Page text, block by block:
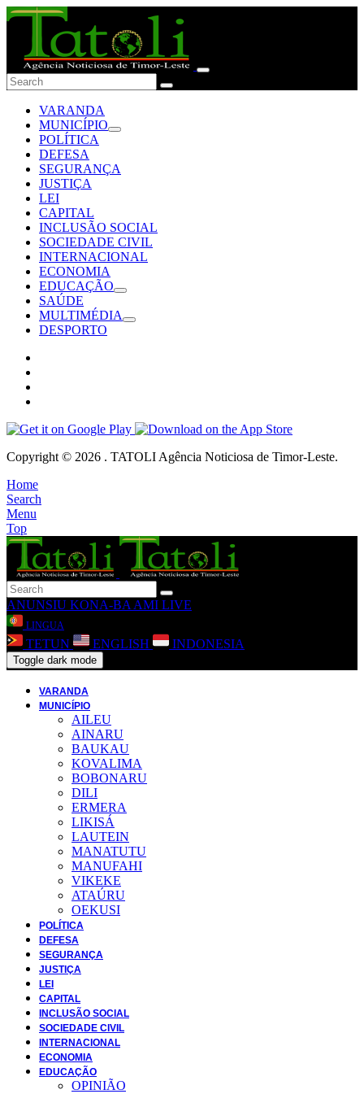
VARANDA
MUNICÍPIO
POLÍTICA
DEFESA
SEGURANÇA
JUSTIÇA
LEI
CAPITAL
INCLUSÃO SOCIAL
SOCIEDADE CIVIL
INTERNACIONAL
ECONOMIA
EDUCAÇÃO
SAÚDE
MULTIMÉDIA
DESPORTO
Copyright © 2026 . TATOLI Agência Noticiosa de Timor-Leste.
Home
Search
Menu
Top
ANUNSIU KONA-BA AMI LIVE
LINGUA
TETUN ENGLISH INDONESIA
Toggle dark mode
VARANDA
MUNICÍPIO
AILEU
AINARU
BAUKAU
KOVALIMA
BOBONARU
DILI
ERMERA
LIKISÁ
LAUTEIN
MANATUTU
MANUFAHI
VIKEKE
ATAÚRU
OEKUSI
POLÍTICA
DEFESA
SEGURANÇA
JUSTIÇA
LEI
CAPITAL
INCLUSÃO SOCIAL
SOCIEDADE CIVIL
INTERNACIONAL
ECONOMIA
EDUCAÇÃO
OPINIÃO